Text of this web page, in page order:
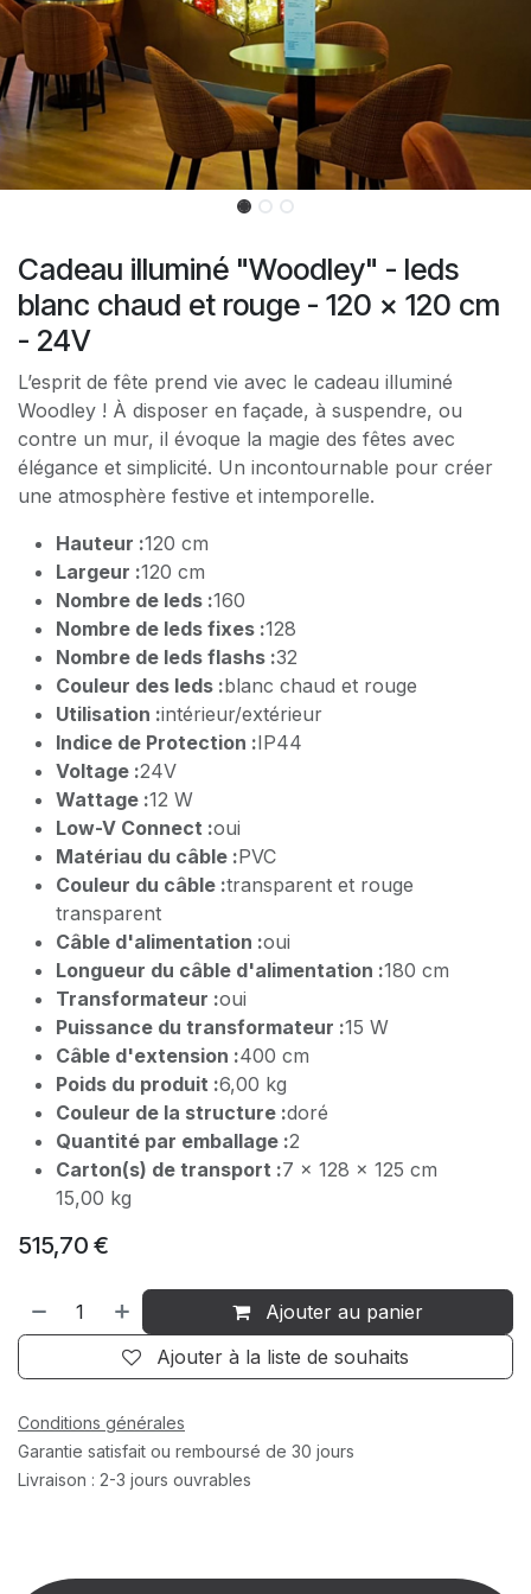
Cadeau illuminé "Woodley" - leds
blanc chaud et rouge - 120 x 120 cm
- 24V
L’esprit de fête prend vie avec le cadeau illuminé
Woodley ! À disposer en façade, à suspendre, ou
contre un mur, il évoque la magie des fêtes avec
élégance et simplicité. Un incontournable pour créer
une atmosphère festive et intemporelle.
Hauteur :120 cm
Largeur :120 cm
Nombre de leds :160
Nombre de leds fixes :128
Nombre de leds flashs :32
Couleur des leds :blanc chaud et rouge
Utilisation :intérieur/extérieur
Indice de Protection :IP44
Voltage :24V
Wattage :12 W
Low-V Connect :oui
Matériau du câble :PVC
Couleur du câble :transparent et rouge
transparent
Câble d'alimentation :oui
Longueur du câble d'alimentation :180 cm
Transformateur :oui
Puissance du transformateur :15 W
Câble d'extension :400 cm
Poids du produit :6,00 kg
Couleur de la structure :doré
Quantité par emballage :2
Carton(s) de transport :7 x 128 x 125 cm
15,00 kg
515,70 €
Ajouter au panier
Ajouter à la liste de souhaits
Conditions générales
Garantie satisfait ou remboursé de 30 jours
Livraison : 2-3 jours ouvrables